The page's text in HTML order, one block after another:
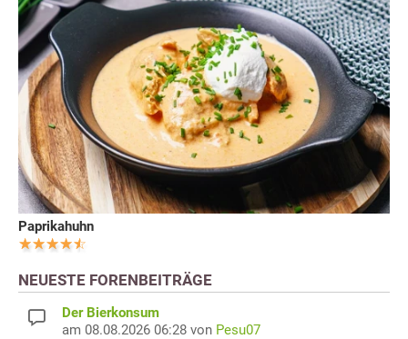
Paprikahuhn
NEUESTE FORENBEITRÄGE
Der Bierkonsum
am 08.08.2026 06:28 von Pesu07